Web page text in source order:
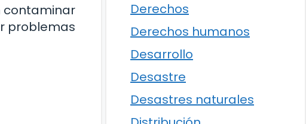
contaminar
problemas
Derechos
Derechos humanos
Desarrollo
Desastre
Desastres naturales